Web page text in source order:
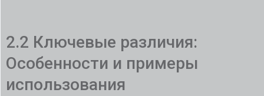
2.2 Ключевые различия:
Особенности и примеры
использования